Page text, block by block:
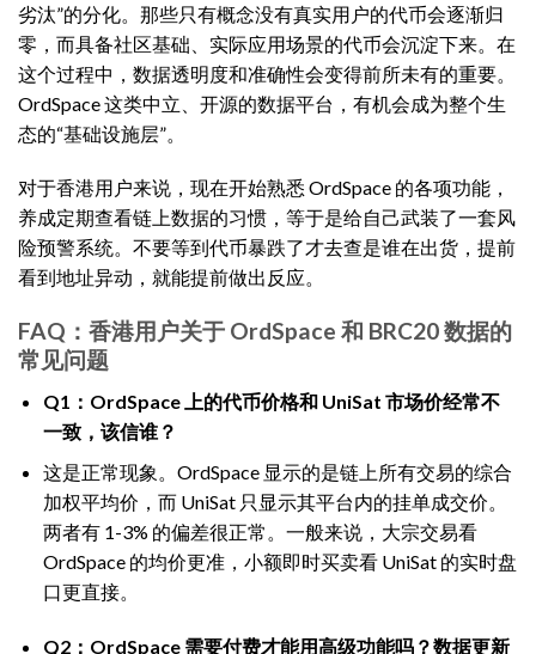
劣汰”的分化。那些只有概念没有真实用户的代币会逐渐归
零，而具备社区基础、实际应用场景的代币会沉淀下来。在
这个过程中，数据透明度和准确性会变得前所未有的重要。
OrdSpace 这类中立、开源的数据平台，有机会成为整个生
态的“基础设施层”。
对于香港用户来说，现在开始熟悉 OrdSpace 的各项功能，
养成定期查看链上数据的习惯，等于是给自己武装了一套风
险预警系统。不要等到代币暴跌了才去查是谁在出货，提前
看到地址异动，就能提前做出反应。
FAQ：香港用户关于 OrdSpace 和 BRC20 数据的
常见问题
Q1：OrdSpace 上的代币价格和 UniSat 市场价经常不
一致，该信谁？
这是正常现象。OrdSpace 显示的是链上所有交易的综合
加权平均价，而 UniSat 只显示其平台内的挂单成交价。
两者有 1-3% 的偏差很正常。一般来说，大宗交易看
OrdSpace 的均价更准，小额即时买卖看 UniSat 的实时盘
口更直接。
Q2：OrdSpace 需要付费才能用高级功能吗？数据更新